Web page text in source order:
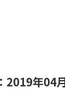
2019年04